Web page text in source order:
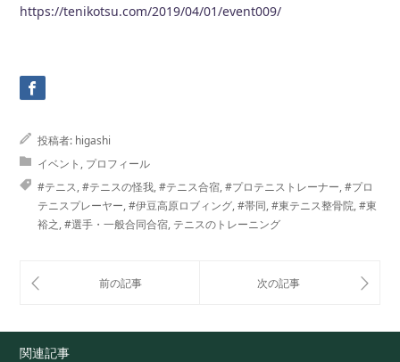
https://tenikotsu.com/2019/04/01/event009/
投稿者: higashi
イベント, プロフィール
#テニス,#テニスの怪我,#テニス合宿,#プロテニストレーナー,#プロ
テニスプレーヤー,#伊豆高原ロブィング,#帯同,#東テニス整骨院,#東
裕之,#選手・一般合同合宿, テニスのトレーニング
関連記事